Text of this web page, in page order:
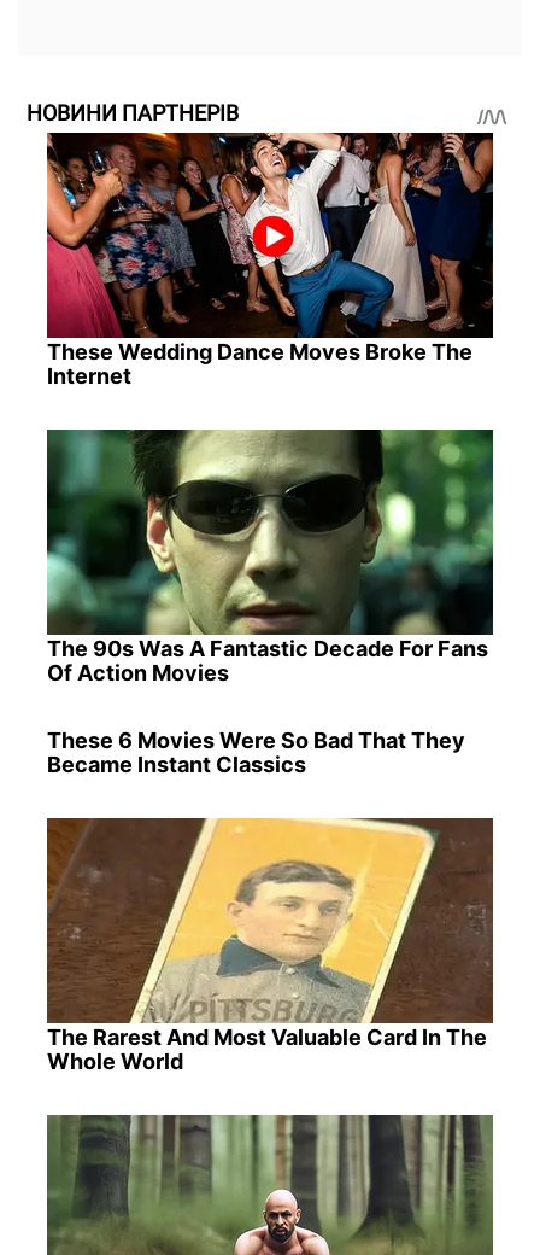
НОВИНИ ПАРТНЕРІВ
These Wedding Dance Moves Broke The
Internet
The 90s Was A Fantastic Decade For Fans
Of Action Movies
These 6 Movies Were So Bad That They
Became Instant Classics
The Rarest And Most Valuable Card In The
Whole World